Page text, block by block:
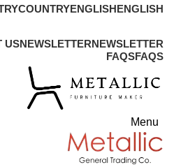
ENGLISH
ENGLISH
COUNTRY
NEWSLETTER
NEWSLETTER
US
FAQS
FAQS
Menu